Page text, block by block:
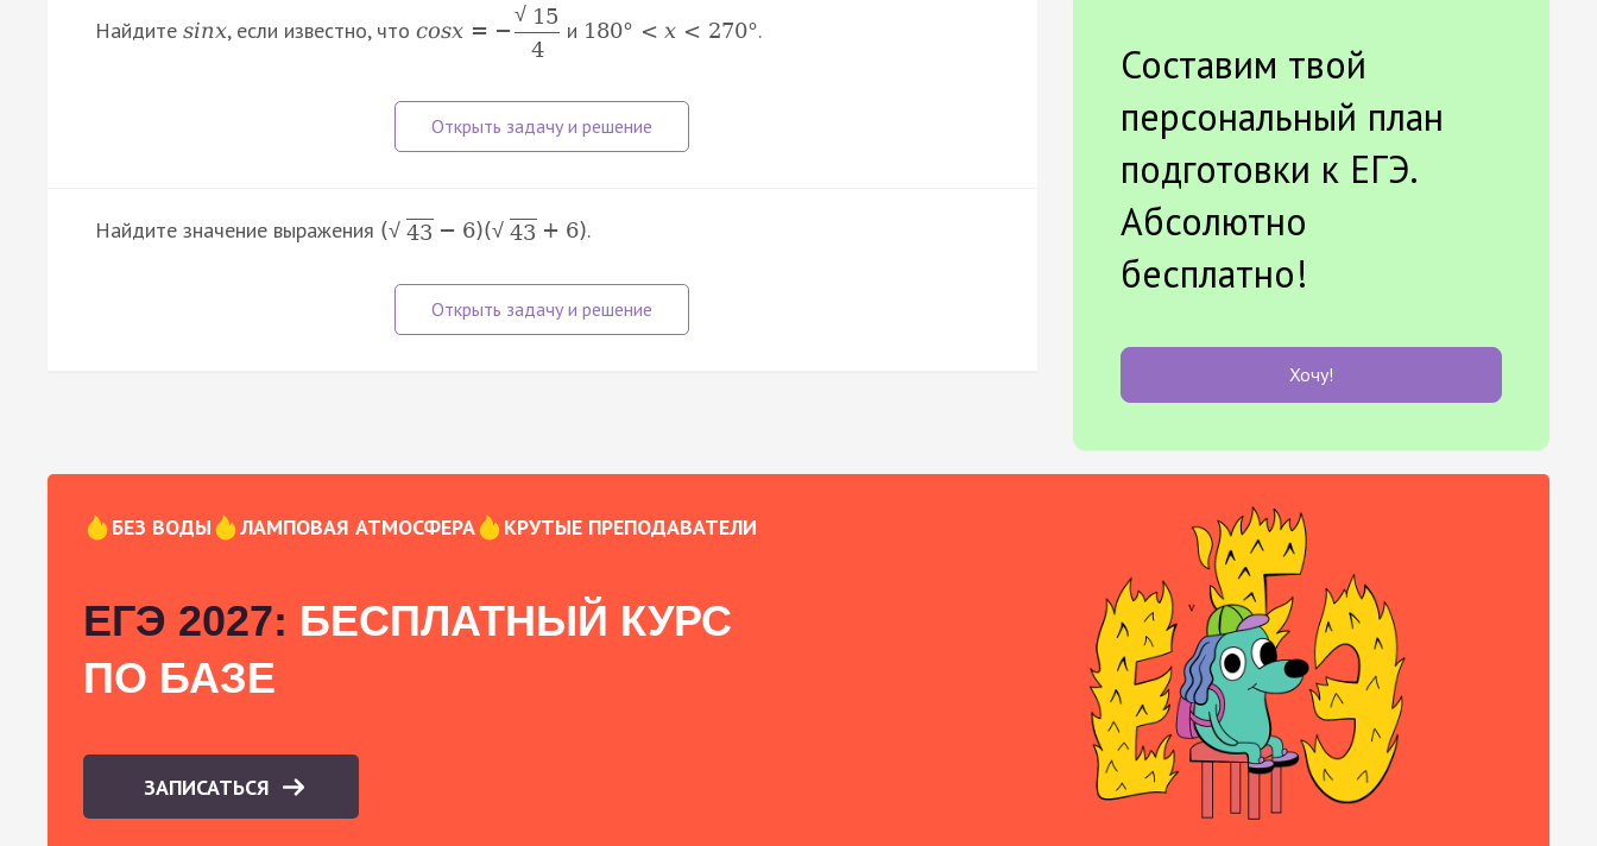
Найдите sinx, если известно, что cosx = −
√ 15
4
и 180° < x < 270°.
Найдите значение выражения (√ 43 − 6)(√ 43 + 6).
Составим твой
персональный план
подготовки к ЕГЭ.
Абсолютно
бесплатно!
Хочу!
БЕЗ ВОДЫ ЛАМПОВАЯ АТМОСФЕРА КРУТЫЕ ПРЕПОДАВАТЕЛИ
ЕГЭ 2027: БЕСПЛАТНЫЙ КУРС
ПО БАЗЕ
ЗАПИСАТЬСЯ